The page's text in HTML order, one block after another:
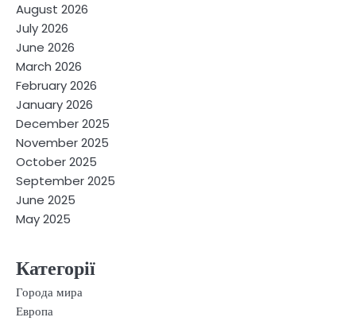
August 2026
July 2026
June 2026
March 2026
February 2026
January 2026
December 2025
November 2025
October 2025
September 2025
June 2025
May 2025
Категорії
Города мира
Европа